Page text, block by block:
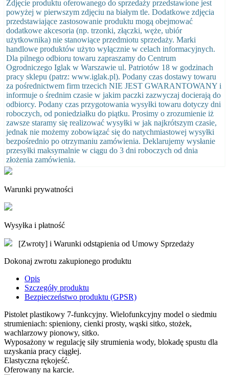
Zdjęcie produktu oferowanego do sprzedaży przedstawione jest
powyżej w pierwszym zdjęciu na białym tle. Dodatkowe zdjęcia
przedstawiające zastosowanie produktu mogą obejmować
dodatkowe akcesoria (np. trzonki, złączki, węże, ubiór
użytkownika) nie stanowiące przedmiotu sprzedaży. Marki
handlowe produktów użyto wyłącznie w celach informacyjnych.
Dla pilnego odbioru towaru zapraszamy do Centrum
Ogrodniczego Iglak w Warszawie ul. Patriotów 18 w godzinach
pracy sklepu (patrz: www.iglak.pl). Podany czas dostawy towaru
za pośrednictwem firm trzecich NIE JEST GWARANTOWANY i
informuje o średnim czasie w jakim paczki zazwyczaj docierają do
odbiorcy. Podany czas przygotowania wysyłki towaru dotyczy dni
roboczych, od poniedziałku do piątku. Prosimy o zrozumienie iż
zawsze staramy się realizować wysyłki w jak najkrótszym czasie,
jednak nie możemy zobowiązać się do natychmiastowej wysyłki
bezpośrednio po otrzymaniu zamówienia. Deklarujemy wysłanie
przesyłki maksymalnie w ciągu do 3 dni roboczych od dnia
złożenia zamówienia.
Warunki prywatności
Wysyłka i płatność
[Zwroty] i Warunki odstąpienia od Umowy Sprzedaży
Dokonaj zwrotu zakupionego produktu
Opis
Szczegóły produktu
Bezpieczeństwo produktu (GPSR)
Pistolet plastikowy 7-funkcyjny. Wielofunkcyjny model o siedmiu
strumieniach: spieniony, cienki prosty, wąski sitko, stożek,
wachlarzowy pionowy, sitko.
Wyposażony w regulację siły strumienia wody, blokadę spustu dla
uzyskania pracy ciągłej.
Elastyczna rękojeść.
Oferowany na karcie.